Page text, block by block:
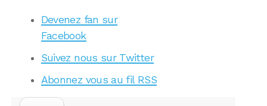
Devenez fan sur
Facebook
Suivez nous sur Twitter
Abonnez vous au fil RSS